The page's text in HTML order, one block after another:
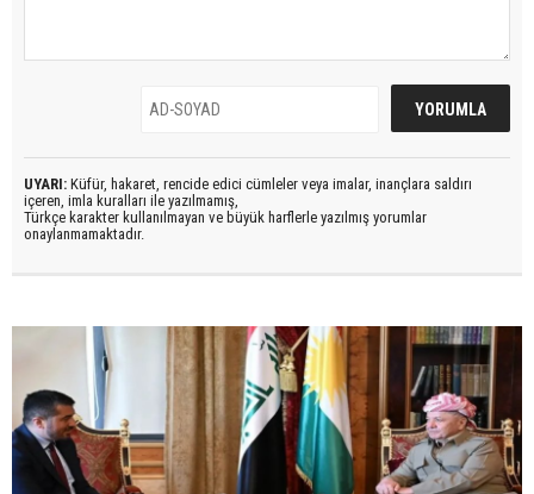
UYARI: Küfür, hakaret, rencide edici cümleler veya imalar, inançlara saldırı
içeren, imla kuralları ile yazılmamış,
Türkçe karakter kullanılmayan ve büyük harflerle yazılmış yorumlar
onaylanmamaktadır.